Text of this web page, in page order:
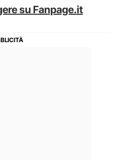
su Fanpage.it